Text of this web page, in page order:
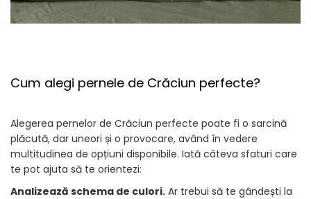
Cum alegi pernele de Crăciun perfecte?
Alegerea pernelor de Crăciun perfecte poate fi o sarcină
plăcută, dar uneori și o provocare, având în vedere
multitudinea de opțiuni disponibile. Iată câteva sfaturi care
te pot ajuta să te orientezi:
Analizează schema de culori. Ar trebui să te gândești la